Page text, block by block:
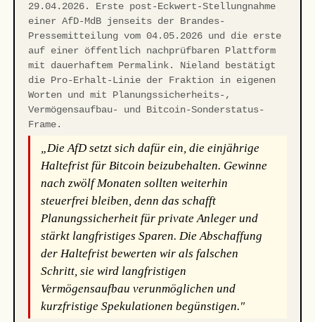
29.04.2026. Erste post-Eckwert-Stellungnahme
einer AfD-MdB jenseits der Brandes-
Pressemitteilung vom 04.05.2026 und die erste
auf einer öffentlich nachprüfbaren Plattform
mit dauerhaftem Permalink. Nieland bestätigt
die Pro-Erhalt-Linie der Fraktion in eigenen
Worten und mit Planungssicherheits-,
Vermögensaufbau- und Bitcoin-Sonderstatus-
Frame.
„Die AfD setzt sich dafür ein, die einjährige
Haltefrist für Bitcoin beizubehalten. Gewinne
nach zwölf Monaten sollten weiterhin
steuerfrei bleiben, denn das schafft
Planungssicherheit für private Anleger und
stärkt langfristiges Sparen. Die Abschaffung
der Haltefrist bewerten wir als falschen
Schritt, sie wird langfristigen
Vermögensaufbau verunmöglichen und
kurzfristige Spekulationen begünstigen."